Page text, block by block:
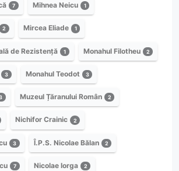
7 Mihnea Neicu 1
2 Mircea Eliade 1
de Rezistență 1 Monahul Filotheu 2
3 Monahul Teodot 3
Muzeul Țăranului Român 2
Nichifor Crainic 2
3 Î.P.S. Nicolae Bălan 2
7 Nicolae Iorga 2